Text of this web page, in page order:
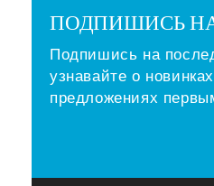
ПОДПИШИСЬ
Подпишись на
узнавайте о
предложениях